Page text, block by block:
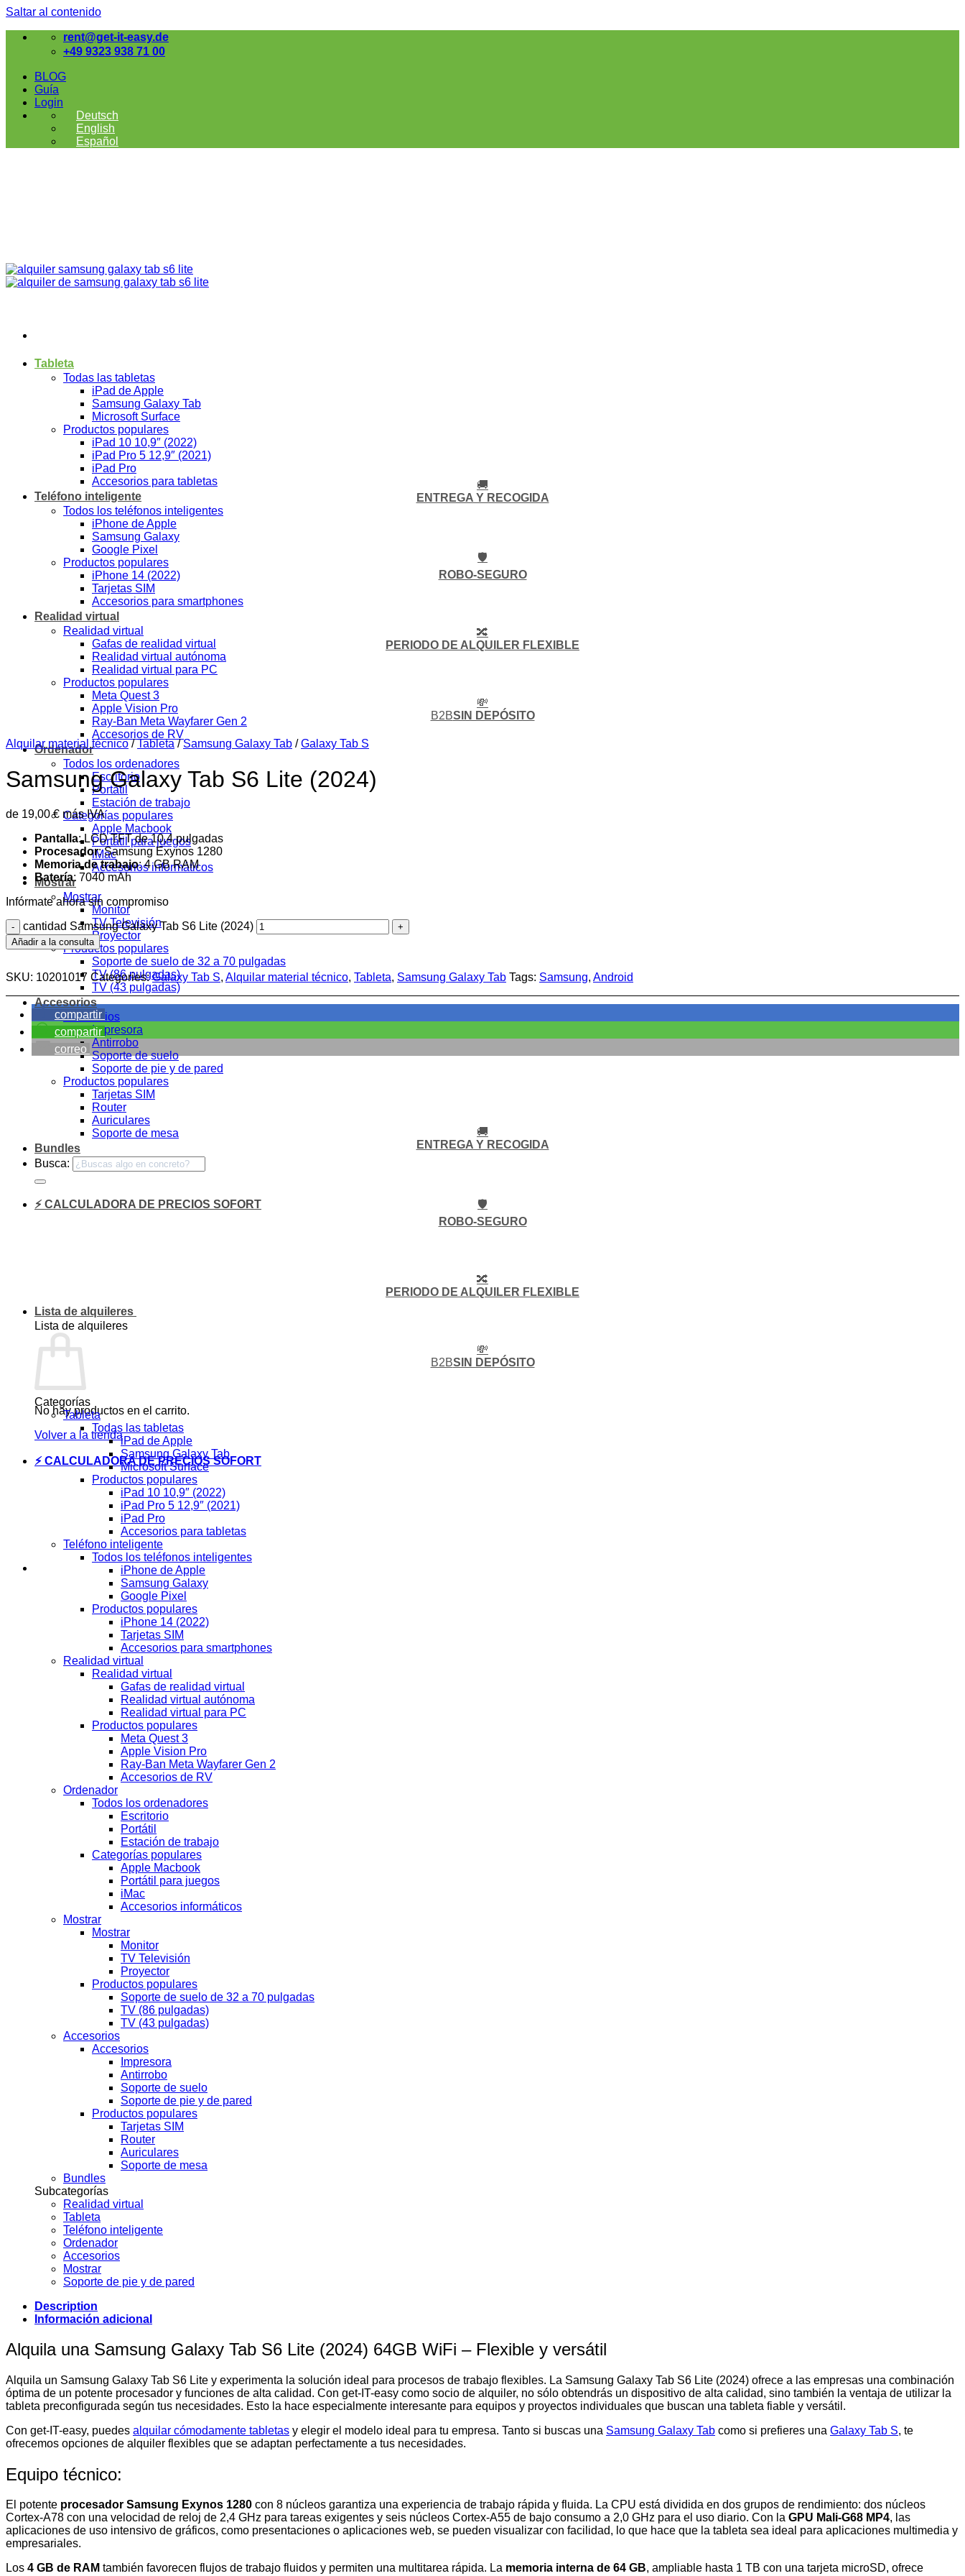
Saltar al contenido
rent@get-it-easy.de
+49 9323 938 71 00
BLOG
Guía
Login
Deutsch
English
Español
Tableta
Todas las tabletas
iPad de Apple
Samsung Galaxy Tab
Microsoft Surface
Productos populares
iPad 10 10,9″ (2022)
iPad Pro 5 12,9″ (2021)
iPad Pro
Accesorios para tabletas
Teléfono inteligente
Todos los teléfonos inteligentes
iPhone de Apple
Samsung Galaxy
Google Pixel
Productos populares
iPhone 14 (2022)
Tarjetas SIM
Accesorios para smartphones
Realidad virtual
Realidad virtual
Gafas de realidad virtual
Realidad virtual autónoma
Realidad virtual para PC
Productos populares
Meta Quest 3
Apple Vision Pro
Ray-Ban Meta Wayfarer Gen 2
Accesorios de RV
Ordenador
Todos los ordenadores
Escritorio
Portátil
Estación de trabajo
Categorías populares
Apple Macbook
Portátil para juegos
iMac
Accesorios informáticos
Mostrar
Mostrar
Monitor
TV Televisión
Proyector
Productos populares
Soporte de suelo de 32 a 70 pulgadas
TV (86 pulgadas)
TV (43 pulgadas)
Accesorios
Accesorios
Impresora
Antirrobo
Soporte de suelo
Soporte de pie y de pared
Productos populares
Tarjetas SIM
Router
Auriculares
Soporte de mesa
Bundles
Busca:
⚡ CALCULADORA DE PRECIOS SOFORT
Lista de alquileres
Lista de alquileres
No hay productos en el carrito.
Volver a la tienda
⚡ CALCULADORA DE PRECIOS SOFORT
🚚
ENTREGA Y RECOGIDA
🛡️
ROBO-SEGURO
🔀
PERIODO DE ALQUILER FLEXIBLE
💸
B2BSIN DEPÓSITO
Alquilar material técnico / Tableta / Samsung Galaxy Tab / Galaxy Tab S
Samsung Galaxy Tab S6 Lite (2024)
de 19,00€ más IVA
Pantalla: LCD TFT de 10,4 pulgadas
Procesador: Samsung Exynos 1280
Memoria de trabajo: 4 GB RAM
Batería: 7040 mAh
Infórmate ahora sin compromiso
cantidad Samsung Galaxy Tab S6 Lite (2024)
Añadir a la consulta
SKU: 10201017 Categories:Galaxy Tab S, Alquilar material técnico, Tableta, Samsung Galaxy Tab Tags: Samsung, Android
compartir
compartir
correo
🚚
ENTREGA Y RECOGIDA
🛡️
ROBO-SEGURO
🔀
PERIODO DE ALQUILER FLEXIBLE
💸
B2BSIN DEPÓSITO
Categorías
Tableta
Todas las tabletas
iPad de Apple
Samsung Galaxy Tab
Microsoft Surface
Productos populares
iPad 10 10,9″ (2022)
iPad Pro 5 12,9″ (2021)
iPad Pro
Accesorios para tabletas
Teléfono inteligente
Todos los teléfonos inteligentes
iPhone de Apple
Samsung Galaxy
Google Pixel
Productos populares
iPhone 14 (2022)
Tarjetas SIM
Accesorios para smartphones
Realidad virtual
Realidad virtual
Gafas de realidad virtual
Realidad virtual autónoma
Realidad virtual para PC
Productos populares
Meta Quest 3
Apple Vision Pro
Ray-Ban Meta Wayfarer Gen 2
Accesorios de RV
Ordenador
Todos los ordenadores
Escritorio
Portátil
Estación de trabajo
Categorías populares
Apple Macbook
Portátil para juegos
iMac
Accesorios informáticos
Mostrar
Mostrar
Monitor
TV Televisión
Proyector
Productos populares
Soporte de suelo de 32 a 70 pulgadas
TV (86 pulgadas)
TV (43 pulgadas)
Accesorios
Accesorios
Impresora
Antirrobo
Soporte de suelo
Soporte de pie y de pared
Productos populares
Tarjetas SIM
Router
Auriculares
Soporte de mesa
Bundles
Subcategorías
Realidad virtual
Tableta
Teléfono inteligente
Ordenador
Accesorios
Mostrar
Soporte de pie y de pared
Description
Información adicional
Alquila una Samsung Galaxy Tab S6 Lite (2024) 64GB WiFi – Flexible y versátil
Alquila un Samsung Galaxy Tab S6 Lite y experimenta la solución ideal para procesos de trabajo flexibles. La Samsung Galaxy Tab S6 Lite (2024) ofrece a las empresas una combinación
óptima de un potente procesador y funciones de alta calidad. Con get-IT-easy como socio de alquiler, no sólo obtendrás un dispositivo de alta calidad, sino también la ventaja de utilizar la
tableta preconfigurada según tus necesidades. Esto la hace especialmente interesante para equipos y proyectos individuales que buscan una tableta fiable y versátil.
Con get-IT-easy, puedes alquilar cómodamente tabletas y elegir el modelo ideal para tu empresa. Tanto si buscas una Samsung Galaxy Tab como si prefieres una Galaxy Tab S, te
ofrecemos opciones de alquiler flexibles que se adaptan perfectamente a tus necesidades.
Equipo técnico:
El potente procesador Samsung Exynos 1280 con 8 núcleos garantiza una experiencia de trabajo rápida y fluida. La CPU está dividida en dos grupos de rendimiento: dos núcleos
Cortex-A78 con una velocidad de reloj de 2,4 GHz para tareas exigentes y seis núcleos Cortex-A55 de bajo consumo a 2,0 GHz para el uso diario. Con la GPU Mali-G68 MP4, las
aplicaciones de uso intensivo de gráficos, como presentaciones o aplicaciones web, se pueden visualizar con facilidad, lo que hace que la tableta sea ideal para aplicaciones multimedia y
empresariales.
Los 4 GB de RAM también favorecen flujos de trabajo fluidos y permiten una multitarea rápida. La memoria interna de 64 GB, ampliable hasta 1 TB con una tarjeta microSD, ofrece